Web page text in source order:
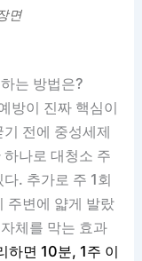
면
는 방법은?
방이 진짜 핵심이
전에 중성세제
나로 대청소 주
. 추가로 주 1회
주변에 얇게 발랐
체를 막는 효과
하면 10분, 1주 이